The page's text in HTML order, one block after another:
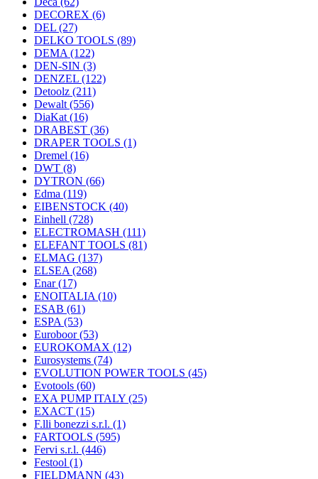
DECOREX (6)
DEL (27)
DELKO TOOLS (89)
DEMA (122)
DEN-SIN (3)
DENZEL (122)
Detoolz (211)
Dewalt (556)
DiaKat (16)
DRABEST (36)
DRAPER TOOLS (1)
Dremel (16)
DWT (8)
DYTRON (66)
Edma (119)
EIBENSTOCK (40)
Einhell (728)
ELECTROMASH (111)
ELEFANT TOOLS (81)
ELMAG (137)
ELSEA (268)
Enar(17)
ENOITALIA (10)
ESAB (61)
ESPA (53)
Euroboor(53)
EUROKOMAX (12)
Eurosystems (74)
EVOLUTION POWER TOOLS (45)
Evotools (60)
EXA PUMP ITALY (25)
EXACT (15)
F.lli bonezzi s.r.l. (1)
FARTOOLS (595)
Fervi s.r.l. (446)
Festool (1)
FIELDMANN (43)